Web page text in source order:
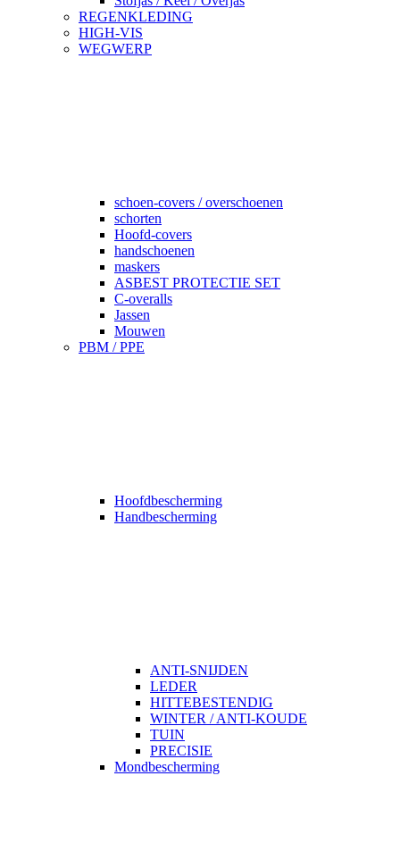
REGENKLEDING
HIGH-VIS
WEGWERP
schoen-covers / overschoenen
schorten
Hoofd-covers
handschoenen
maskers
ASBEST PROTECTIE SET
C-overalls
Jassen
Mouwen
PBM / PPE
Hoofdbescherming
Handbescherming
ANTI-SNIJDEN
LEDER
HITTEBESTENDIG
WINTER / ANTI-KOUDE
TUIN
PRECISIE
Mondbescherming